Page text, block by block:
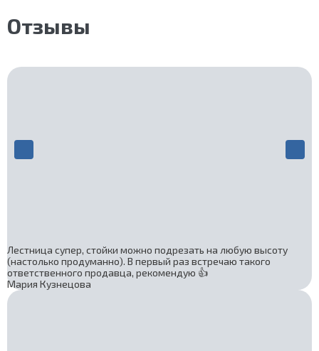
Отзывы
Лестница супер, стойки можно подрезать на любую высоту
(настолько продуманно). В первый раз встречаю такого
ответственного продавца, рекомендую 👍
Мария Кузнецова